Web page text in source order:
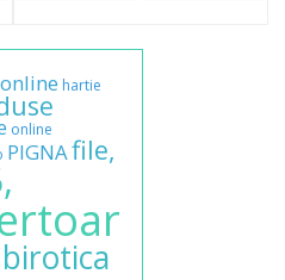
online hartie
online
PIGNAfile,
birotica